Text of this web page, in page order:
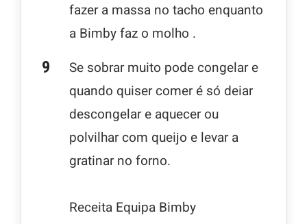
fazer a massa no tacho enquanto
a Bimby faz o molho .
Se sobrar muito pode congelar e
quando quiser comer é só deiar
descongelar e aquecer ou
polvilhar com queijo e levar a
gratinar no forno.
Receita Equipa Bimby